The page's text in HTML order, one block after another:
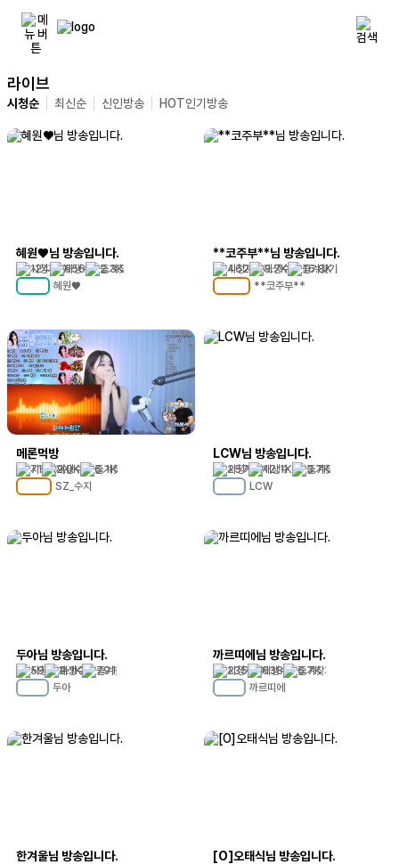
라이브
시청순 최신순 신인방송 HOT인기방송
혜원♥님 방송입니다.
124 656 2.3K
혜원♥
**코주부**님 방송입니다.
462 3.7K 16.8K
**코주부**
메론먹방
71 2.0K 6.1K
SZ_수지
LCW님 방송입니다.
257 12.1K 3.7K
LCW
두아님 방송입니다.
59 2.1K 791
두아
까르띠에님 방송입니다.
235 638 6.7K
까르띠에
한겨울님 방송입니다. [O]오태식님 방송입니다.